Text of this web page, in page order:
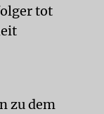
tot
zu dem